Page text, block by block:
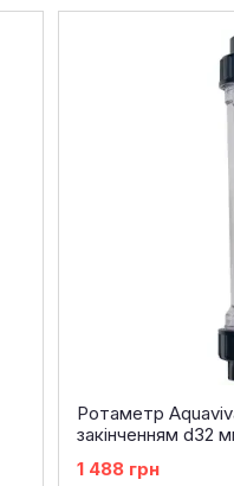
Ротаметр
закінченням d32
1 488 грн